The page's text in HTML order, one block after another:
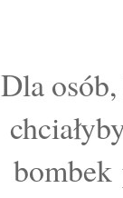
Dla
bombek